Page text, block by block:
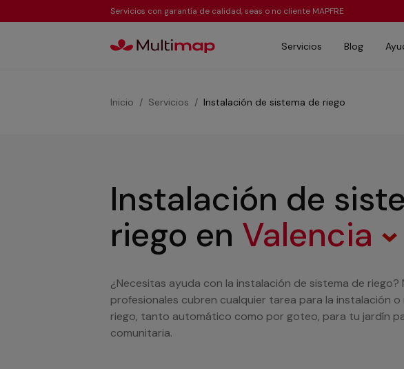
Servicios con garantía de calidad, seas o no cliente MAPFRE
Servicios Blog
Inicio Servicios Instalación de sistema de riego
Instalación de
riego en Valencia
¿Necesitas ayuda con la instalación de sistema de riego?
profesionales cubren cualquier tarea para la instalación
riego, tanto automático como por goteo, para tu jardín
comunitaria.